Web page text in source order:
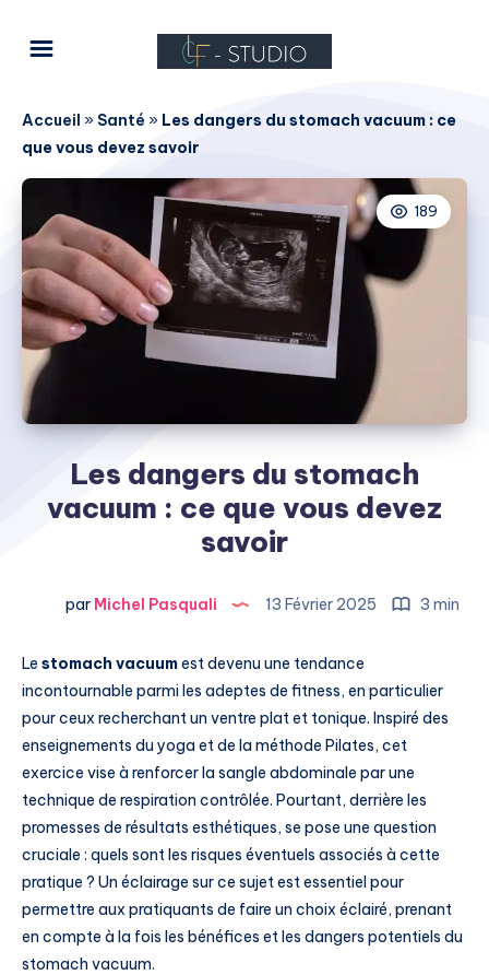
Accueil » Santé » Les dangers du stomach vacuum : ce
que vous devez savoir
189
Les dangers du stomach
vacuum : ce que vous devez
savoir
par Michel Pasquali 13 Février 2025 3 min
Le stomach vacuumest devenu une tendance
incontournable parmi les adeptes de fitness, en particulier
pour ceux recherchant un ventre plat et tonique. Inspiré des
enseignements du yoga et de la méthode Pilates, cet
exercice vise à renforcer la sangle abdominale par une
technique de respiration contrôlée. Pourtant, derrière les
promesses de résultats esthétiques, se pose une question
cruciale : quels sont les risques éventuels associés à cette
pratique ? Un éclairage sur ce sujet est essentiel pour
permettre aux pratiquants de faire un choix éclairé, prenant
en compte à la fois les bénéfices et les dangers potentiels du
stomach vacuum.